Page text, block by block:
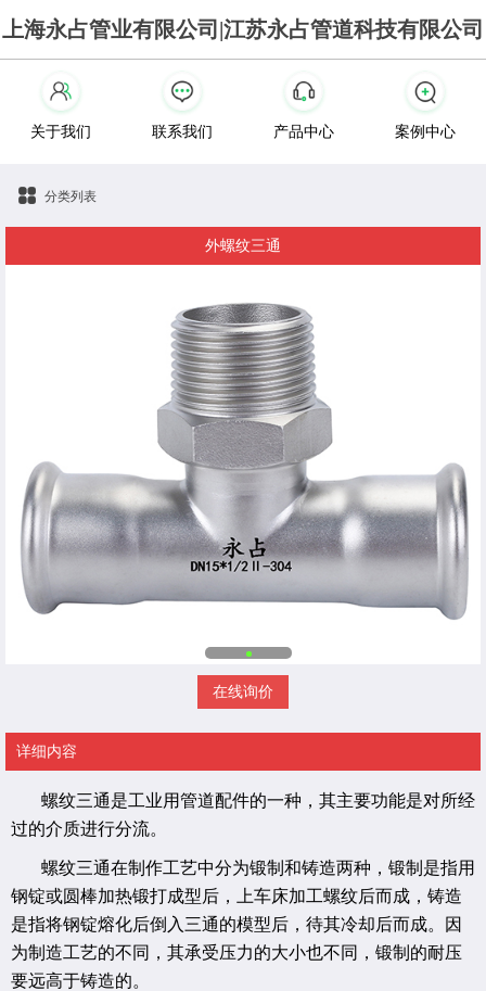
上海永占管业有限公司|江苏永占管道科技有限公司
关于我们 联系我们 产品中心 案例中心
分类列表
外螺纹三通
在线询价
详细内容
螺纹三通是工业用管道配件的一种，其主要功能是对所经
过的介质进行分流。
螺纹三通在制作工艺中分为锻制和铸造两种，锻制是指用
钢锭或圆棒加热锻打成型后，上车床加工螺纹后而成，铸造
是指将钢锭熔化后倒入三通的模型后，待其冷却后而成。因
为制造工艺的不同，其承受压力的大小也不同，锻制的耐压
要远高于铸造的。